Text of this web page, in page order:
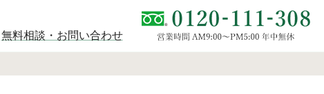
無料相談・お問い合わせ